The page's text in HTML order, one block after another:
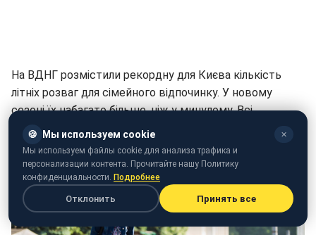
На ВДНГ розмістили рекордну для Києва кількість
літніх розваг для сімейного відпочинку. У новому
сезоні їх набагато більше, ніж у минулому. Всі
активності об'єднані під загальним девізом "Давай в
літо!".
🍪 Мы используем cookie ✕
Мы используем файлы cookie для анализа трафика и
персонализации контента. Прочитайте нашу Политику
конфиденциальности. Подробнее
Отклонить Принять все